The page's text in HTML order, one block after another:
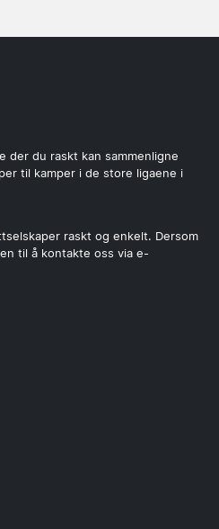
der du raskt kan sammenligne
til kamper i de store ligaene i
raskt og enkelt. Dersom
til å kontakte oss via e-